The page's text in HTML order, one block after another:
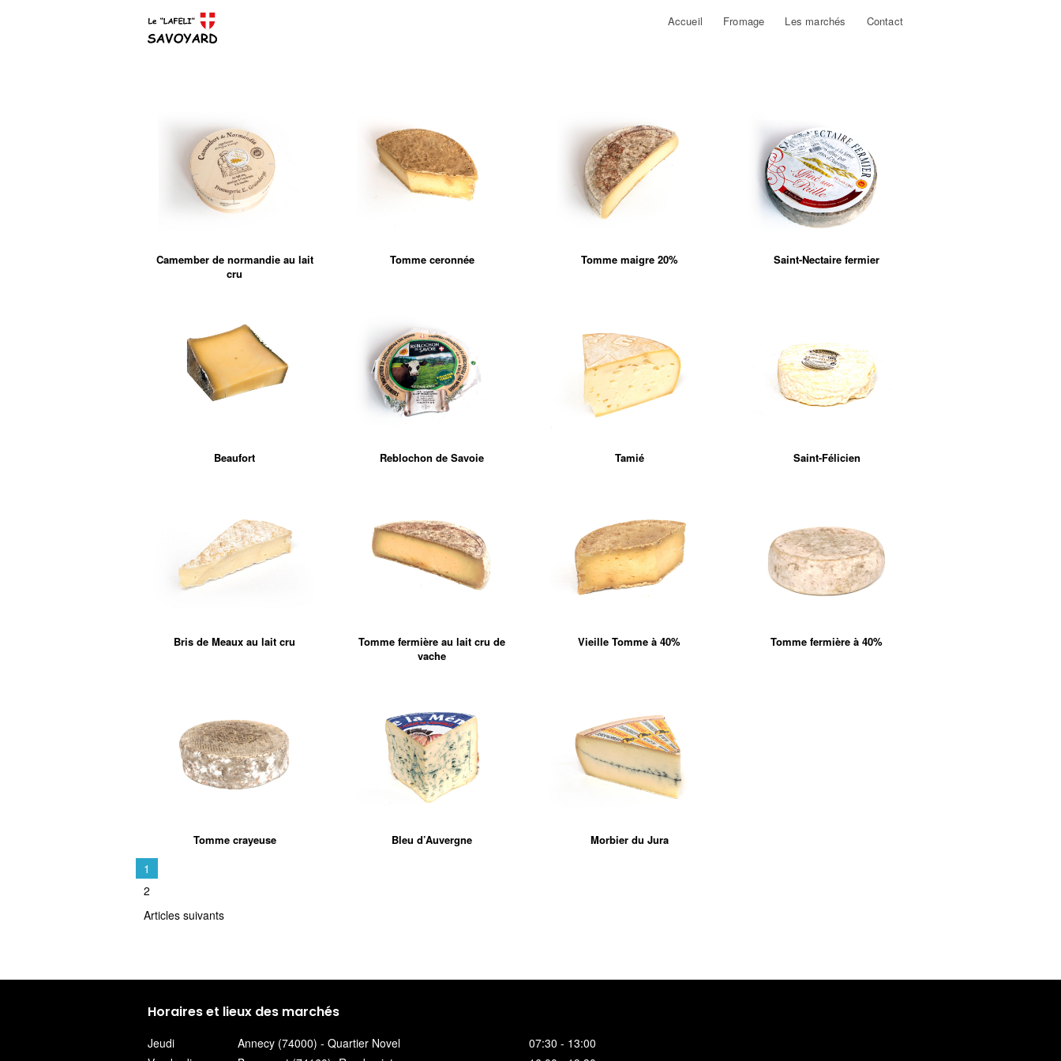
Accueil Fromage Les marchés Contact
Camember de normandie au lait
cru
Tomme ceronnée Tomme maigre 20% Saint-Nectaire fermier
Beaufort Reblochon de Savoie Tamié Saint-Félicien
Bris de Meaux au lait cru
Tomme fermière au lait cru de
vache
Vieille Tomme à 40% Tomme fermière à 40%
Tomme crayeuse Bleu d’Auvergne Morbier du Jura
1
2
Articles suivants
Horaires et lieux des marchés
Jeudi Annecy (74000) - Quartier Novel
07:30 - 13:00